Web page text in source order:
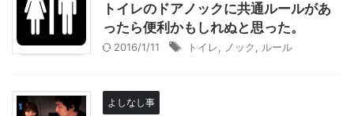
トイレのドアノックに共通ルールがあ
ったら便利かもしれぬと思った。
2016/1/11 トイレ, ノック, ルール
よしなし事